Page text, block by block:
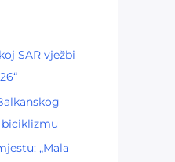
SAR vježbi
„Mala